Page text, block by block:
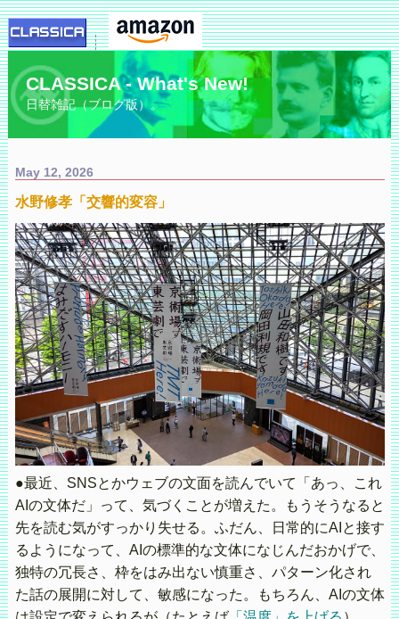
CLASSICA - What's New!
日替雑記（ブログ版）。
May 12, 2026
水野修孝「交響的変容」
●最近、SNSとかウェブの文面を読んでいて「あっ、これ
AIの文体だ」って、気づくことが増えた。もうそうなると
先を読む気がすっかり失せる。ふだん、日常的にAIと接す
るようになって、AIの標準的な文体になじんだおかげで、
独特の冗長さ、枠をはみ出ない慎重さ、パターン化され
た話の展開に対して、敏感になった。もちろん、AIの文体